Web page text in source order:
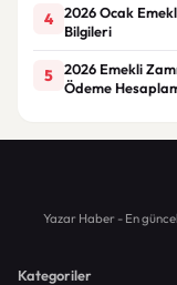
4
2026 Ocak
Bilgileri
5
2026 Emekli
Ödeme
Yazar Haber - En
Kategoriler